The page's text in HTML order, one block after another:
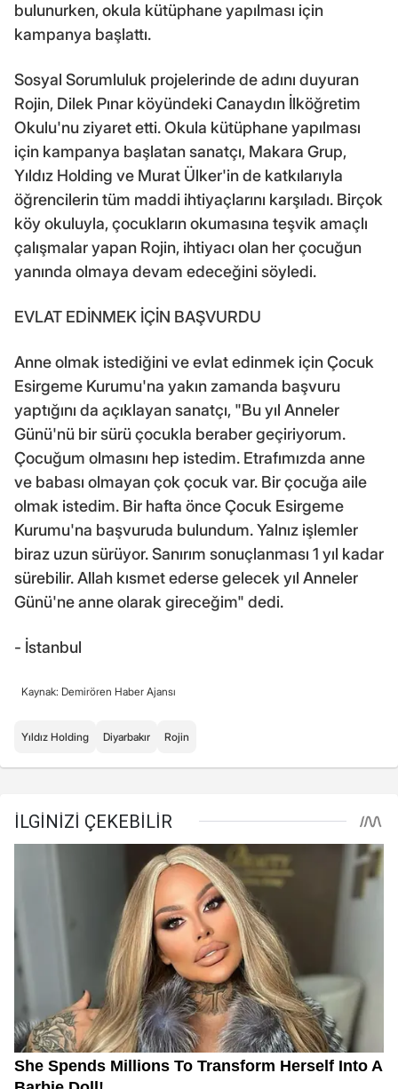
bulunurken, okula kütüphane yapılması için
kampanya başlattı.
Sosyal Sorumluluk projelerinde de adını duyuran
Rojin, Dilek Pınar köyündeki Canaydın İlköğretim
Okulu'nu ziyaret etti. Okula kütüphane yapılması
için kampanya başlatan sanatçı, Makara Grup,
Yıldız Holding ve Murat Ülker'in de katkılarıyla
öğrencilerin tüm maddi ihtiyaçlarını karşıladı. Birçok
köy okuluyla, çocukların okumasına teşvik amaçlı
çalışmalar yapan Rojin, ihtiyacı olan her çocuğun
yanında olmaya devam edeceğini söyledi.
EVLAT EDİNMEK İÇİN BAŞVURDU
Anne olmak istediğini ve evlat edinmek için Çocuk
Esirgeme Kurumu'na yakın zamanda başvuru
yaptığını da açıklayan sanatçı, "Bu yıl Anneler
Günü'nü bir sürü çocukla beraber geçiriyorum.
Çocuğum olmasını hep istedim. Etrafımızda anne
ve babası olmayan çok çocuk var. Bir çocuğa aile
olmak istedim. Bir hafta önce Çocuk Esirgeme
Kurumu'na başvuruda bulundum. Yalnız işlemler
biraz uzun sürüyor. Sanırım sonuçlanması 1 yıl kadar
sürebilir. Allah kısmet ederse gelecek yıl Anneler
Günü'ne anne olarak gireceğim" dedi.
- İstanbul
Kaynak: Demirören Haber Ajansı
Yıldız Holding Diyarbakır Rojin